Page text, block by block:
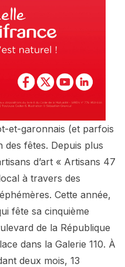
et-garonnais (et parfois
des fêtes. Depuis plus
d’art « Artisans 47
à travers des
Cette année,
fête sa cinquième
de la République
dans la Galerie 110. À
deux mois, 13